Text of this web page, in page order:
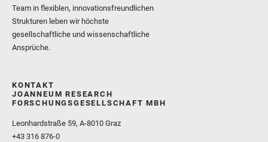
Team in flexiblen, innovationsfreundlichen
Strukturen leben wir höchste
gesellschaftliche und wissenschaftliche
Ansprüche.
KONTAKT
JOANNEUM RESEARCH
FORSCHUNGSGESELLSCHAFT MBH
Leonhardstraße 59, A-8010 Graz
+43 316 876-0